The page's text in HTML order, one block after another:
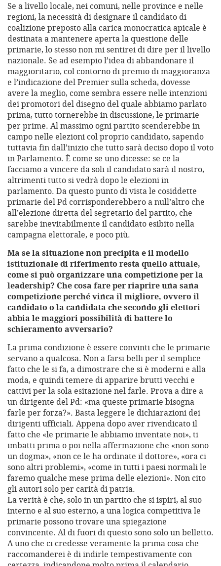
Se a livello locale, nei comuni, nelle province e nelle
regioni, la necessità di designare il candidato di
coalizione preposto alla carica monocratica apicale è
destinata a mantenere aperta la questione delle
primarie, lo stesso non mi sentirei di dire per il livello
nazionale. Se ad esempio l’idea di abbandonare il
maggioritario, col contorno di premio di maggioranza
e l’indicazione del Premier sulla scheda, dovesse
avere la meglio, come sembra essere nelle intenzioni
dei promotori del disegno del quale abbiamo parlato
prima, tutto tornerebbe in discussione, le primarie
per prime. Al massimo ogni partito scenderebbe in
campo nelle elezioni col proprio candidato, sapendo
tuttavia fin dall’inizio che tutto sarà deciso dopo il voto
in Parlamento. È come se uno dicesse: se ce la
facciamo a vincere da soli il candidato sarà il nostro,
altrimenti tutto si vedrà dopo le elezioni in
parlamento. Da questo punto di vista le cosiddette
primarie del Pd corrisponderebbero a null’altro che
all’elezione diretta del segretario del partito, che
sarebbe inevitabilmente il candidato esibito nella
campagna elettorale, e poco più.
Ma se la situazione non precipita e il modello
istituzionale di riferimento resta quello attuale,
come si può organizzare una competizione per la
leadership? Che cosa fare per riaprire una sana
competizione perché vinca il migliore, ovvero il
candidato o la candidata che secondo gli elettori
abbia le maggiori possibilità di battere lo
schieramento avversario?
La prima condizione è essere convinti che le primarie
servano a qualcosa. Non a farsi belli per il semplice
fatto che le si fa, a dimostrare che si è moderni e alla
moda, e quindi temere di apparire brutti vecchi e
cattivi per la sola esitazione nel farle. Prova a dire a
un dirigente del Pd: «ma queste primarie bisogna
farle per forza?». Basta leggere le dichiarazioni dei
dirigenti ufficiali. Appena dopo aver rivendicato il
fatto che «le primarie le abbiamo inventate noi», ti
imbatti prima o poi nella affermazione che «non sono
un dogma», «non ce le ha ordinate il dottore», «ora ci
sono altri problemi», «come in tutti i paesi normali le
faremo qualche mese prima delle elezioni». Non cito
gli autori solo per carità di patria.
La verità è che, solo in un partito che si ispiri, al suo
interno e al suo esterno, a una logica competitiva le
primarie possono trovare una spiegazione
convincente. Al di fuori di questo sono solo un belletto.
A uno che ci credesse veramente la prima cosa che
raccomanderei è di indirle tempestivamente con